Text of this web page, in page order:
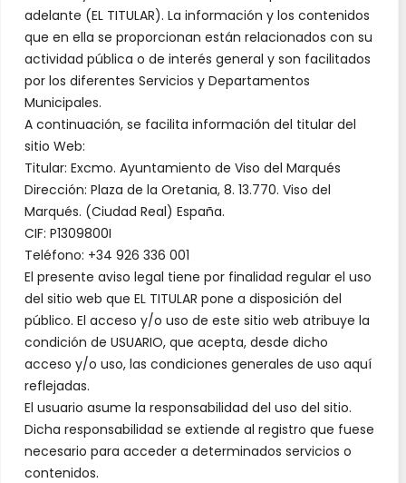
adelante (EL TITULAR). La información y los contenidos
que en ella se proporcionan están relacionados con su
actividad pública o de interés general y son facilitados
por los diferentes Servicios y Departamentos
Municipales.
A continuación, se facilita información del titular del
sitio Web:
Titular: Excmo. Ayuntamiento de Viso del Marqués
Dirección: Plaza de la Oretania, 8. 13.770. Viso del
Marqués. (Ciudad Real) España.
CIF: P1309800I
Teléfono: +34 926 336 001
El presente aviso legal tiene por finalidad regular el uso
del sitio web que EL TITULAR pone a disposición del
público. El acceso y/o uso de este sitio web atribuye la
condición de USUARIO, que acepta, desde dicho
acceso y/o uso, las condiciones generales de uso aquí
reflejadas.
El usuario asume la responsabilidad del uso del sitio.
Dicha responsabilidad se extiende al registro que fuese
necesario para acceder a determinados servicios o
contenidos.